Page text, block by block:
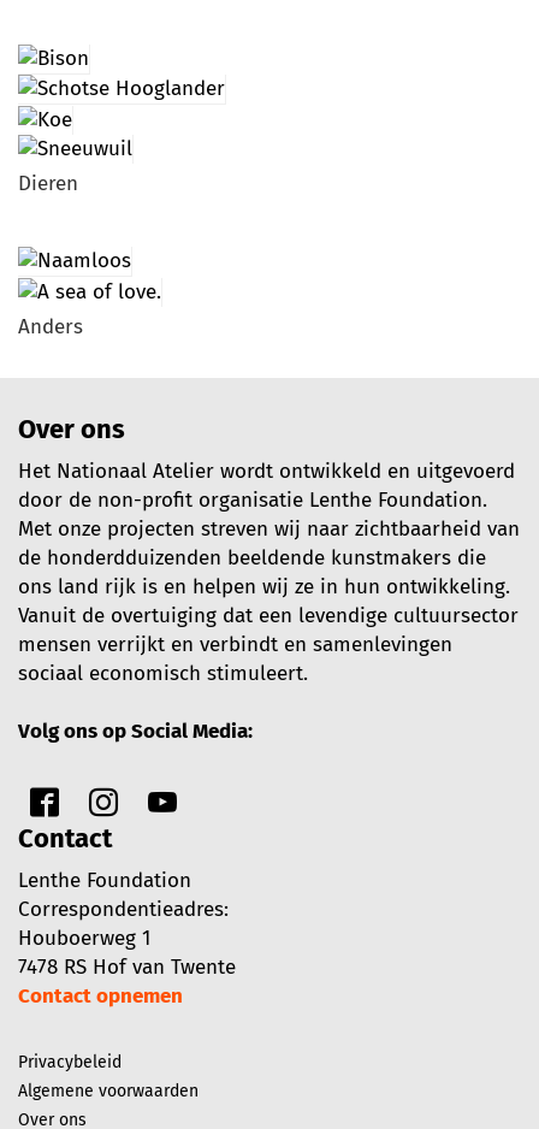
Dieren
Anders
Over ons
Het Nationaal Atelier wordt ontwikkeld en uitgevoerd
door de non-profit organisatie Lenthe Foundation.
Met onze projecten streven wij naar zichtbaarheid van
de honderdduizenden beeldende kunstmakers die
ons land rijk is en helpen wij ze in hun ontwikkeling.
Vanuit de overtuiging dat een levendige cultuursector
mensen verrijkt en verbindt en samenlevingen
sociaal economisch stimuleert.
Volg ons op Social Media:
Contact
Lenthe Foundation
Correspondentieadres:
Houboerweg 1
7478 RS Hof van Twente
Contact opnemen
Privacybeleid
Algemene voorwaarden
Over ons